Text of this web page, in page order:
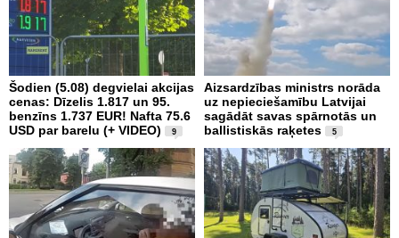
Šodien (5.08) degvielai akcijas
cenas: Dīzelis 1.817 un 95.
benzīns 1.737 EUR! Nafta 75.6
USD par barelu (+ VIDEO)
9
Aizsardzības ministrs norāda
uz nepieciešamību Latvijai
sagādāt savas spārnotās un
ballistiskās raķetes
5